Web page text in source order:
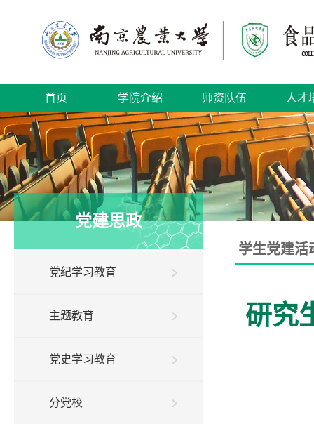
首页 学院介绍 师资队伍 人才
党建思政
党纪学习教育
主题教育
党史学习教育
分党校
学生党建活
研究